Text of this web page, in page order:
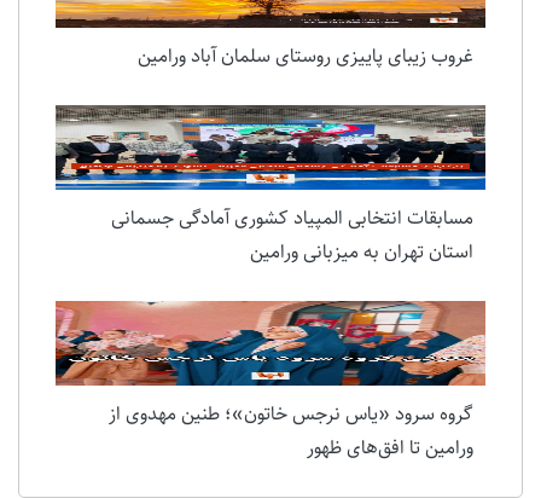
غروب زیبای پاییزی روستای سلمان آباد ورامین
مسابقات انتخابی المپیاد کشوری آمادگی جسمانی
استان تهران به میزبانی ورامین
گروه سرود «یاس نرجس خاتون»؛ طنین مهدوی از
ورامین تا افق‌های ظهور